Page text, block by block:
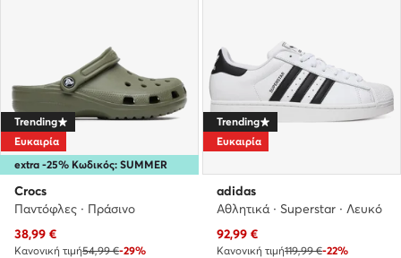
extra -25% Κωδικός: SUMMER
Trending
Ευκαιρία
Crocs
Παντόφλες · Πράσινο
Τρέχουσα τιμή
38,99 €
Κανονική τιμή54,99 €-29%
Trending
Ευκαιρία
adidas
Αθλητικά · Superstar · Λευκό
Τρέχουσα τιμή
92,99 €
Κανονική τιμή119,99 €-22%